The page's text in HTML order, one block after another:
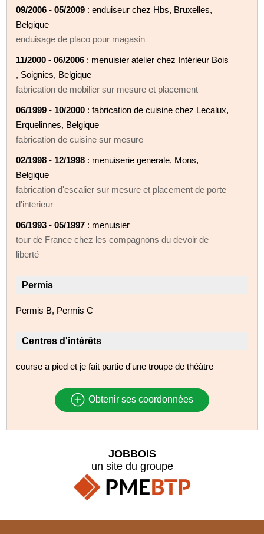
09/2006 - 05/2009 : enduiseur chez Hbs, Bruxelles,
Belgique
enduisage de placo pour magasin
11/2000 - 06/2006 : menuisier atelier chez Intérieur Bois
, Soignies, Belgique
fabrication de mobilier sur mesure et placement
06/1999 - 10/2000 : fabrication de cuisine chez Lecalux,
Erquelinnes, Belgique
fabrication de cuisine sur mesure
02/1998 - 12/1998 : menuiserie generale, Mons,
Belgique
fabrication d'escalier sur mesure et placement de porte
d'interieur
06/1993 - 05/1997 : menuisier
tour de France chez les compagnons du devoir de
liberté
Permis
Permis B, Permis C
Centres d'intérêts
course a pied et je fait partie d'une troupe de théàtre
Obtenir ses coordonnées
JOBBOIS
un site du groupe